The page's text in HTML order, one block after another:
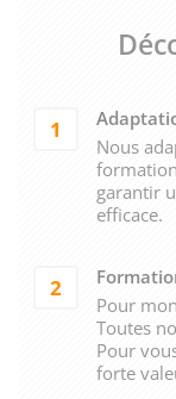
1
Nous
garantir
efficace.
2
Pour
Toutes
Pour
forte